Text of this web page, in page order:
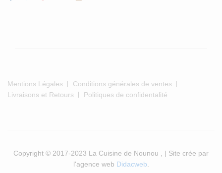
Mentions Légales
Conditions générales de ventes
Livraisons et Retours
Politiques de confidentalité
Copyright © 2017-2023 La Cuisine de Nounou , | Site crée par
l'agence web Didacweb